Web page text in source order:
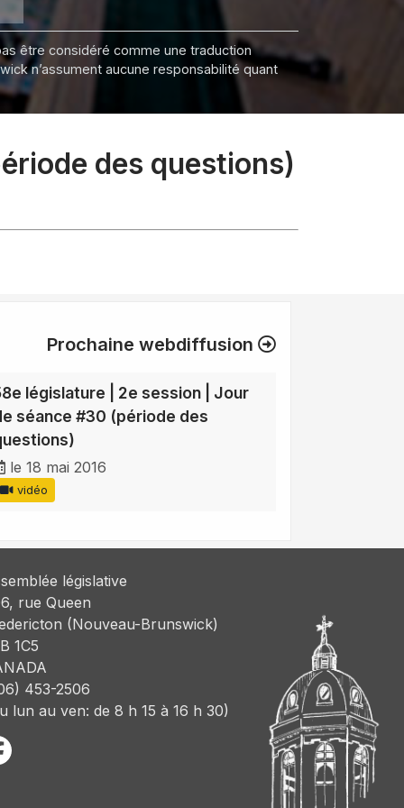
être considéré comme une traduction
n’assument aucune responsabilité quant
des questions)
Prochaine webdiffusion
législature | 2e session | Jour
séance #30 (période des
le 18 mai 2016
vidéo
législative
rue Queen
(Nouveau-Brunswick)
1C5
453-2506
lun au ven: de 8 h 15 à 16 h 30)